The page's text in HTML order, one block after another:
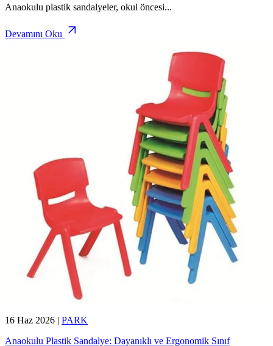
Anaokulu plastik sandalyeler, okul öncesi...
Devamını Oku
16 Haz 2026 | PARK
Anaokulu Plastik Sandalye: Dayanıklı ve Ergonomik Sınıf